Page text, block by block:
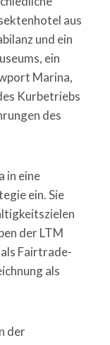
aus
und ein
ein
Marina,
Kurbetriebs
des
in eine
ein. Sie
der LTM
Fairtrade-
als
der